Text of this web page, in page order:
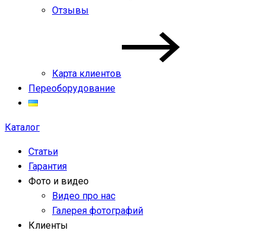
Отзывы
Карта клиентов
Переоборудование
Каталог
Статьи
Гарантия
Фото и видео
Видео про нас
Галерея фотографий
Клиенты